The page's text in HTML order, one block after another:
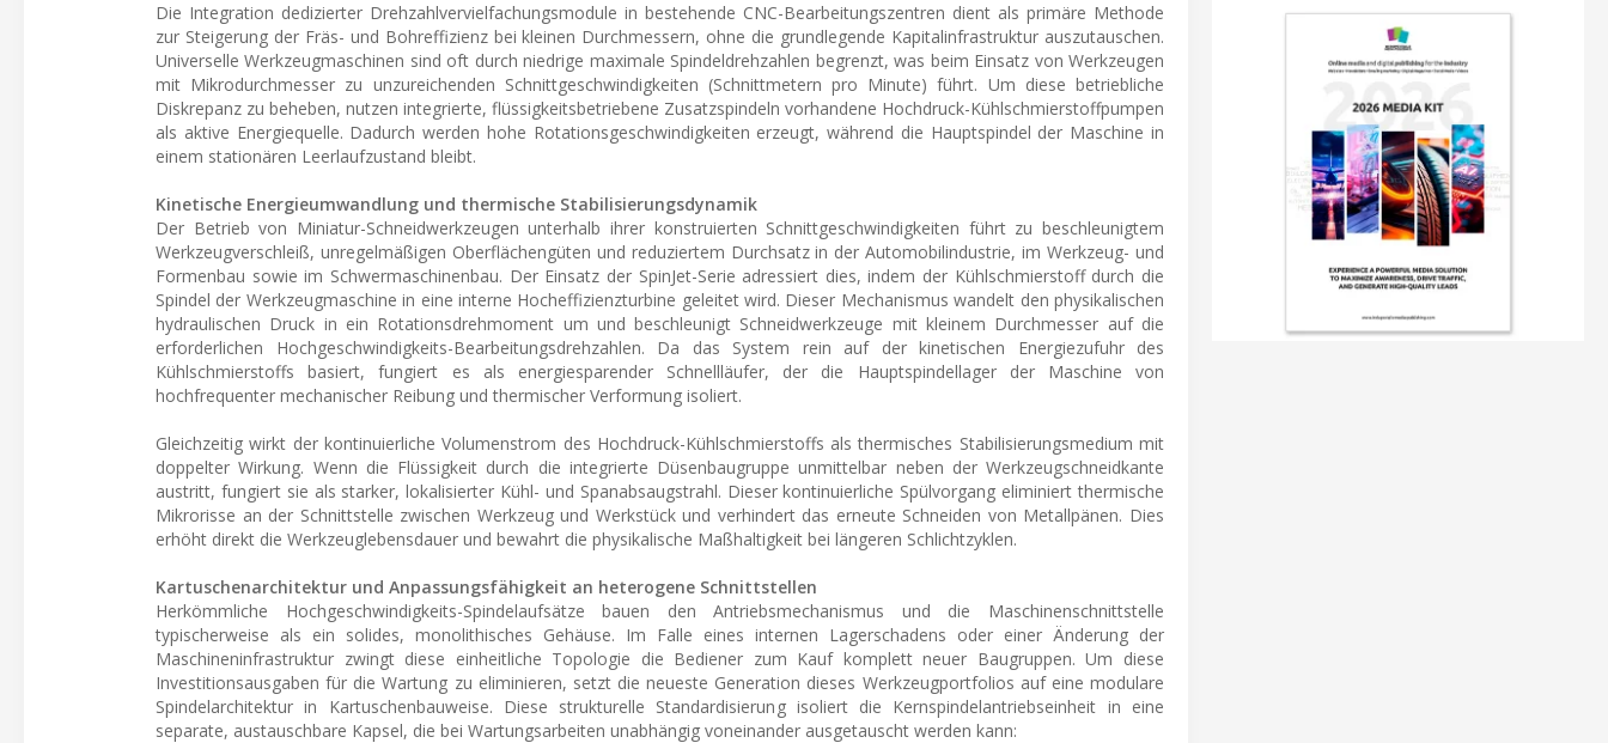
Die Integration dedizierter Drehzahlvervielfachungsmodule in bestehende CNC-Bearbeitungszentren dient als primäre Methode
zur Steigerung der Fräs- und Bohreffizienz bei kleinen Durchmessern, ohne die grundlegende Kapitalinfrastruktur auszutauschen.
Universelle Werkzeugmaschinen sind oft durch niedrige maximale Spindeldrehzahlen begrenzt, was beim Einsatz von Werkzeugen
mit Mikrodurchmesser zu unzureichenden Schnittgeschwindigkeiten (Schnittmetern pro Minute) führt. Um diese betriebliche
Diskrepanz zu beheben, nutzen integrierte, flüssigkeitsbetriebene Zusatzspindeln vorhandene Hochdruck-Kühlschmierstoffpumpen
als aktive Energiequelle. Dadurch werden hohe Rotationsgeschwindigkeiten erzeugt, während die Hauptspindel der Maschine in
einem stationären Leerlaufzustand bleibt.
Kinetische Energieumwandlung und thermische Stabilisierungsdynamik
Der Betrieb von Miniatur-Schneidwerkzeugen unterhalb ihrer konstruierten Schnittgeschwindigkeiten führt zu beschleunigtem
Werkzeugverschleiß, unregelmäßigen Oberflächengüten und reduziertem Durchsatz in der Automobilindustrie, im Werkzeug- und
Formenbau sowie im Schwermaschinenbau. Der Einsatz der SpinJet-Serie adressiert dies, indem der Kühlschmierstoff durch die
Spindel der Werkzeugmaschine in eine interne Hocheffizienzturbine geleitet wird. Dieser Mechanismus wandelt den physikalischen
hydraulischen Druck in ein Rotationsdrehmoment um und beschleunigt Schneidwerkzeuge mit kleinem Durchmesser auf die
erforderlichen Hochgeschwindigkeits-Bearbeitungsdrehzahlen. Da das System rein auf der kinetischen Energiezufuhr des
Kühlschmierstoffs basiert, fungiert es als energiesparender Schnellläufer, der die Hauptspindellager der Maschine von
hochfrequenter mechanischer Reibung und thermischer Verformung isoliert.
Gleichzeitig wirkt der kontinuierliche Volumenstrom des Hochdruck-Kühlschmierstoffs als thermisches Stabilisierungsmedium mit
doppelter Wirkung. Wenn die Flüssigkeit durch die integrierte Düsenbaugruppe unmittelbar neben der Werkzeugschneidkante
austritt, fungiert sie als starker, lokalisierter Kühl- und Spanabsaugstrahl. Dieser kontinuierliche Spülvorgang eliminiert thermische
Mikrorisse an der Schnittstelle zwischen Werkzeug und Werkstück und verhindert das erneute Schneiden von Metallpänen. Dies
erhöht direkt die Werkzeuglebensdauer und bewahrt die physikalische Maßhaltigkeit bei längeren Schlichtzyklen.
Kartuschenarchitektur und Anpassungsfähigkeit an heterogene Schnittstellen
Herkömmliche Hochgeschwindigkeits-Spindelaufsätze bauen den Antriebsmechanismus und die Maschinenschnittstelle
typischerweise als ein solides, monolithisches Gehäuse. Im Falle eines internen Lagerschadens oder einer Änderung der
Maschineninfrastruktur zwingt diese einheitliche Topologie die Bediener zum Kauf komplett neuer Baugruppen. Um diese
Investitionsausgaben für die Wartung zu eliminieren, setzt die neueste Generation dieses Werkzeugportfolios auf eine modulare
Spindelarchitektur in Kartuschenbauweise. Diese strukturelle Standardisierung isoliert die Kernspindelantriebseinheit in eine
separate, austauschbare Kapsel, die bei Wartungsarbeiten unabhängig voneinander ausgetauscht werden kann: